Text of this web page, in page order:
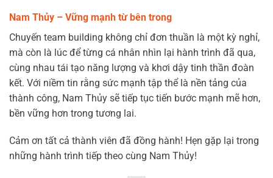
Nam Thủy – Vững mạnh từ bên trong
Chuyến team building không chỉ đơn thuần là một kỳ nghỉ,
mà còn là lúc để từng cá nhân nhìn lại hành trình đã qua,
cùng nhau tái tạo năng lượng và khơi dậy tinh thần đoàn
kết. Với niềm tin rằng sức mạnh tập thể là nền tảng của
thành công, Nam Thủy sẽ tiếp tục tiến bước mạnh mẽ hơn,
bền vững hơn trong tương lai.
Cảm ơn tất cả thành viên đã đồng hành! Hẹn gặp lại trong
những hành trình tiếp theo cùng Nam Thủy!